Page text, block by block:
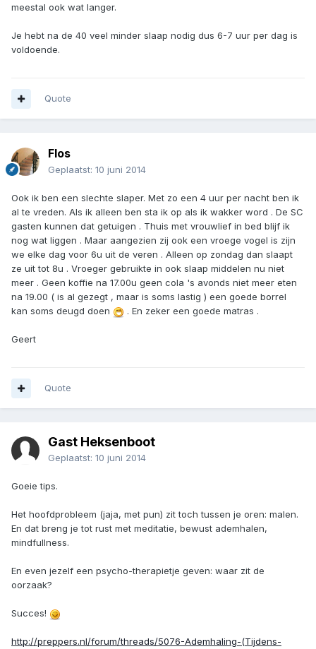
meestal ook wat langer.
Je hebt na de 40 veel minder slaap nodig dus 6-7 uur per dag is
voldoende.
Quote
Flos
Geplaatst: 10 juni 2014
Ook ik ben een slechte slaper. Met zo een 4 uur per nacht ben ik
al te vreden. Als ik alleen ben sta ik op als ik wakker word . De SC
gasten kunnen dat getuigen . Thuis met vrouwlief in bed blijf ik
nog wat liggen . Maar aangezien zij ook een vroege vogel is zijn
we elke dag voor 6u uit de veren . Alleen op zondag dan slaapt
ze uit tot 8u . Vroeger gebruikte in ook slaap middelen nu niet
meer . Geen koffie na 17.00u geen cola 's avonds niet meer eten
na 19.00 ( is al gezegt , maar is soms lastig ) een goede borrel
kan soms deugd doen
. En zeker een goede matras .
Geert
Quote
Gast Heksenboot
Geplaatst: 10 juni 2014
Goeie tips.
Het hoofdprobleem (jaja, met pun) zit toch tussen je oren: malen.
En dat breng je tot rust met meditatie, bewust ademhalen,
mindfullness.
En even jezelf een psycho-therapietje geven: waar zit de
oorzaak?
Succes!
http://preppers.nl/forum/threads/5076-Ademhaling-(Tijdens-